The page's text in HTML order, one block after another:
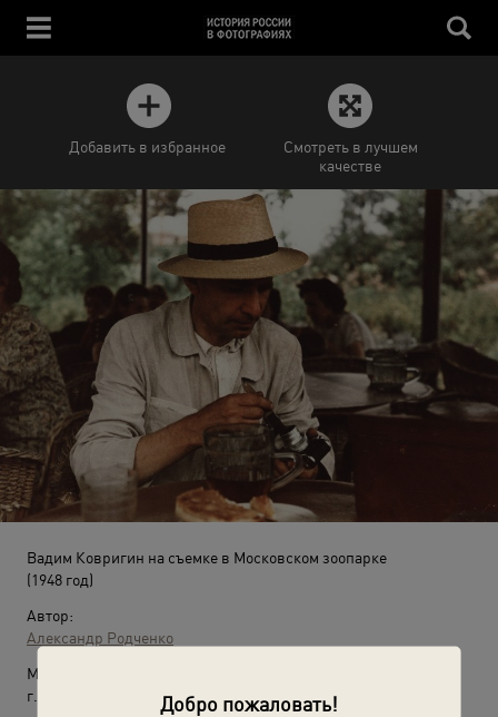
Добро пожаловать!
Добавить в избранное
Смотреть в лучшем
качестве
Вадим Ковригин на съемке в Московском зоопарке
(1948 год)
Автор:
Александр Родченко
Место съемки:
г. Москва